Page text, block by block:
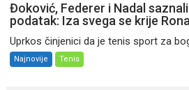
Đoković, Federer i Nadal
podatak: Iza svega se krije
Uprkos činjenici da je tenis sport za
Najnovije Tenis